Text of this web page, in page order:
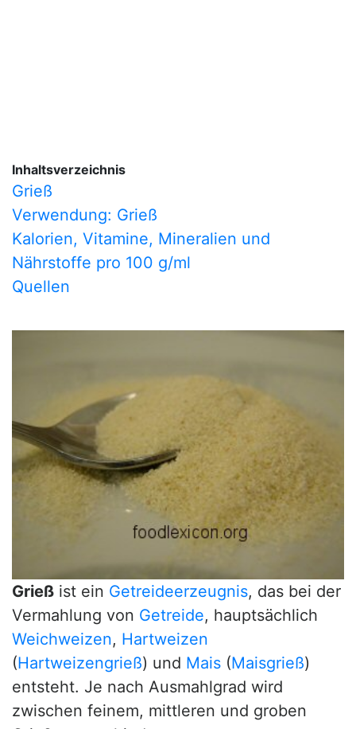
Inhaltsverzeichnis
Grieß
Verwendung: Grieß
Kalorien, Vitamine, Mineralien und
Nährstoffe pro 100 g/ml
Quellen
Grieß ist ein Getreideerzeugnis, das bei der
Vermahlung von Getreide, hauptsächlich
Weichweizen, Hartweizen
(Hartweizengrieß) und Mais (Maisgrieß)
entsteht. Je nach Ausmahlgrad wird
zwischen feinem, mittleren und groben